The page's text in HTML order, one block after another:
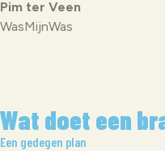
Pim ter Veen
WasMijnWas
Wat doet een
Een gedegen plan